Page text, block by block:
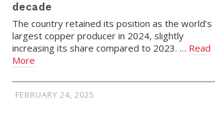
decade
The country retained its position as the world’s
largest copper producer in 2024, slightly
increasing its share compared to 2023. … Read
More
FEBRUARY 24, 2025